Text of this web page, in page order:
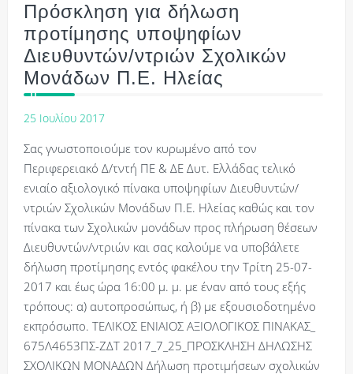
Πρόσκληση για δήλωση
προτίμησης υποψηφίων
Διευθυντών/ντριών Σχολικών
Μονάδων Π.Ε. Ηλείας
25 Ιουλίου 2017
Σας γνωστοποιούμε τον κυρωμένο από τον
Περιφερειακό Δ/τντή ΠΕ & ΔΕ Δυτ. Ελλάδας τελικό
ενιαίο αξιολογικό πίνακα υποψηφίων Διευθυντών/
ντριών Σχολικών Μονάδων Π.Ε. Ηλείας καθώς και τον
πίνακα των Σχολικών μονάδων προς πλήρωση θέσεων
Διευθυντών/ντριών και σας καλούμε να υποβάλετε
δήλωση προτίμησης εντός φακέλου την Τρίτη 25-07-
2017 και έως ώρα 16:00 μ. μ. με έναν από τους εξής
τρόπους: α) αυτοπροσώπως, ή β) με εξουσιοδοτημένο
εκπρόσωπο. ΤΕΛΙΚΟΣ ΕΝΙΑΙΟΣ ΑΞΙΟΛΟΓΙΚΟΣ ΠΙΝΑΚΑΣ_
675Λ4653ΠΣ-ΖΔΤ 2017_7_25_ΠΡΟΣΚΛΗΣΗ ΔΗΛΩΣΗΣ
ΣΧΟΛΙΚΩΝ ΜΟΝΑΔΩΝ Δήλωση προτιμήσεων σχολικών